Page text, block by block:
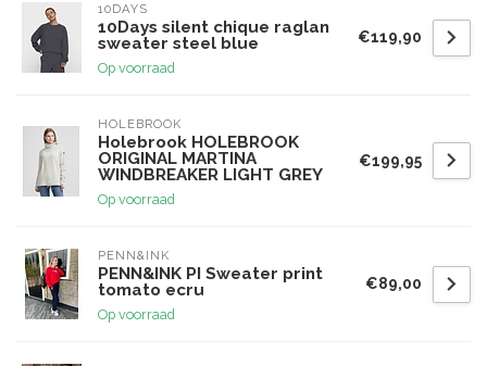
10DAYS
10Days silent chique raglan
sweater steel blue
Op voorraad
€119,90
HOLEBROOK
Holebrook HOLEBROOK
ORIGINAL MARTINA
WINDBREAKER LIGHT GREY
Op voorraad
€199,95
PENN&INK
PENN&INK PI Sweater print
tomato ecru
Op voorraad
€89,00